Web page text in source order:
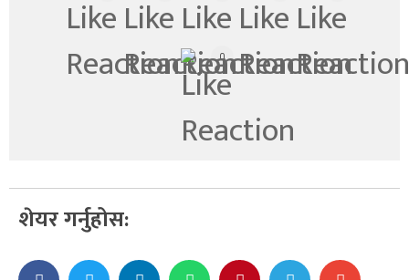
0
शेयर गर्नुहोस: